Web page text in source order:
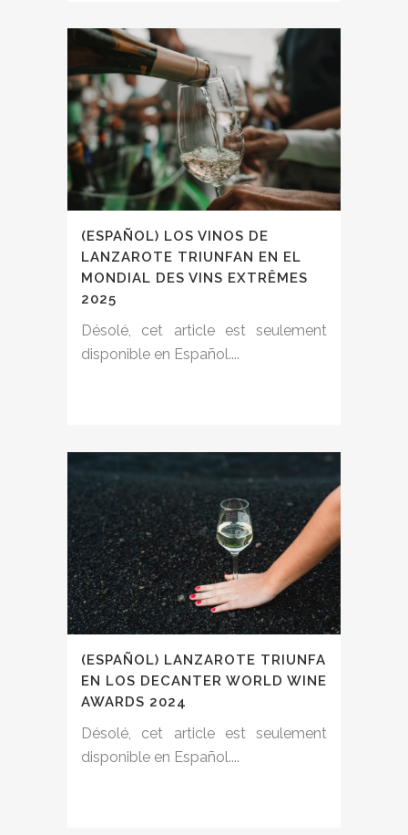
(ESPAÑOL) LOS VINOS DE
LANZAROTE TRIUNFAN EN EL
MONDIAL DES VINS EXTRÊMES
2025
Désolé, cet article est seulement
disponible en Español....
(ESPAÑOL) LANZAROTE TRIUNFA
EN LOS DECANTER WORLD WINE
AWARDS 2024
Désolé, cet article est seulement
disponible en Español....